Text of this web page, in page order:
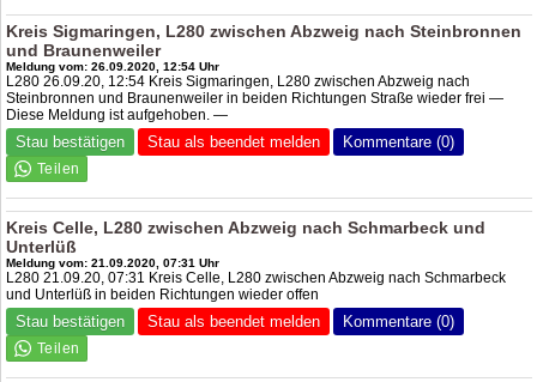
Kreis Sigmaringen, L280 zwischen Abzweig nach Steinbronnen
und Braunenweiler
Meldung vom: 26.09.2020, 12:54 Uhr
L280 26.09.20, 12:54 Kreis Sigmaringen, L280 zwischen Abzweig nach
Steinbronnen und Braunenweiler in beiden Richtungen Straße wieder frei —
Diese Meldung ist aufgehoben. —
Stau bestätigen Stau als beendet melden Kommentare (0)
Kreis Celle, L280 zwischen Abzweig nach Schmarbeck und
Unterlüß
Meldung vom: 21.09.2020, 07:31 Uhr
L280 21.09.20, 07:31 Kreis Celle, L280 zwischen Abzweig nach Schmarbeck
und Unterlüß in beiden Richtungen wieder offen
Stau bestätigen Stau als beendet melden Kommentare (0)